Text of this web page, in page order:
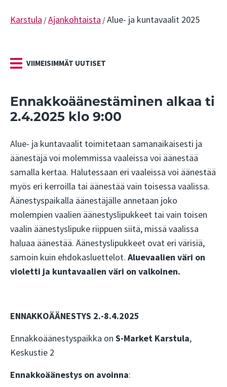
Karstula /Ajankohtaista /Alue- ja kuntavaalit 2025
VIIMEISIMMÄT UUTISET
Ennakkoäänestäminen alkaa ti
2.4.2025 klo 9:00
Alue- ja kuntavaalit toimitetaan samanaikaisesti ja
äänestäjä voi molemmissa vaaleissa voi äänestää
samalla kertaa. Halutessaan eri vaaleissa voi äänestää
myös eri kerroilla tai äänestää vain toisessa vaalissa.
Äänestyspaikalla äänestäjälle annetaan joko
molempien vaalien äänestyslipukkeet tai vain toisen
vaalin äänestyslipuke riippuen siitä, missä vaalissa
haluaa äänestää. Äänestyslipukkeet ovat eri värisiä,
samoin kuin ehdokasluettelot. Aluevaalien väri on
violetti ja kuntavaalien väri on valkoinen.
ENNAKKOÄÄNESTYS 2.-8.4.2025
Ennakkoäänestyspaikka on S-Market Karstula,
Keskustie 2
Ennakkoäänestys on avoinna: